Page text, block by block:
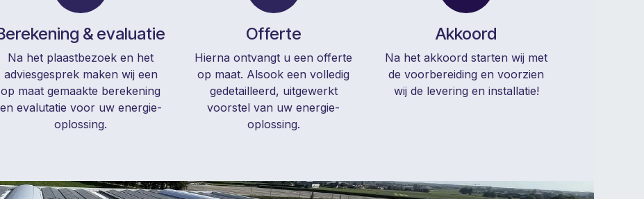
& evaluatie
Na het plaastbezoek en het
adviesgesprek maken wij een
op maat gemaakte berekening
en evalutatie voor uw energie-
oplossing.
Offerte
Hierna ontvangt u een offerte
op maat. Alsook een volledig
gedetailleerd, uitgewerkt
voorstel van uw energie-
oplossing.
Akkoord
Na het akkoord starten wij met
de voorbereiding en voorzien
wij de levering en installatie!